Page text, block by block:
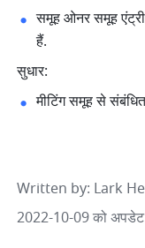
समूह ओनर समूह
हैं.
सुधार:
मीटिंग समूह से
Written by: Lark
2022-10-09 को अपडेट